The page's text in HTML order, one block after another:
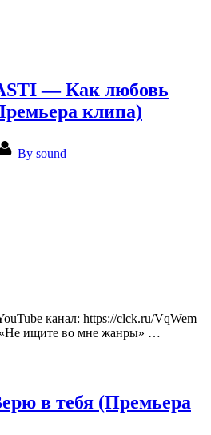
— Как любовь
клипа)
By sound
канал: https://clck.ru/VqWem
ищите во мне жанры» …
в тебя (Премьера